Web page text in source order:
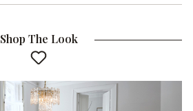
Shop The Look